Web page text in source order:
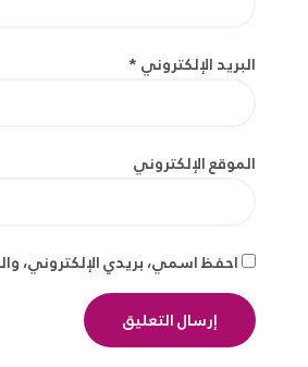
البريد الإلكتروني*
الموقع الإلكتروني
احفظ اسمي، بريدي الإلكتروني،